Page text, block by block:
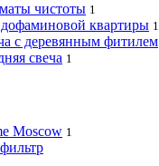
чистоты 1
квартиры 1
с деревянным фитилем
свеча 1
Moscow 1